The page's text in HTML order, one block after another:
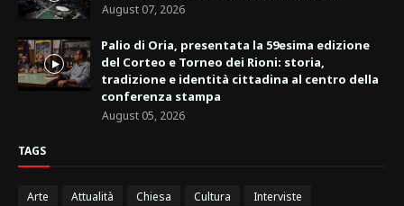
August 07, 2026
Palio di Oria, presentata la 59esima edizione
del Corteo e Torneo dei Rioni: storia,
tradizione e identità cittadina al centro della
conferenza stampa
August 05, 2026
TAGS
Arte Attualità Chiesa Cultura
Interviste